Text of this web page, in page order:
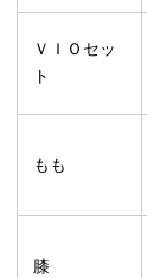
ＶＩＯセッ
ト
もも
膝